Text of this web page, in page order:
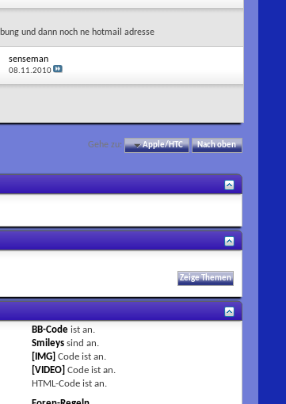
und dann noch ne hotmail adresse
senseman
08.11.2010
Gehe zu: Apple/HTC Nach oben
BB-Code istan.
Smileys sindan.
[IMG] Code istan.
[VIDEO] Code istan.
HTML-Code istan.